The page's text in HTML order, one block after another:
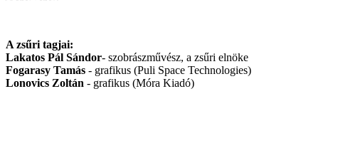
A zsűri tagjai:
Lakatos Pál Sándor- szobrászművész, a zsűri elnöke
Fogarasy Tamás - grafikus (Puli Space Technologies)
Lonovics Zoltán - grafikus (Móra Kiadó)